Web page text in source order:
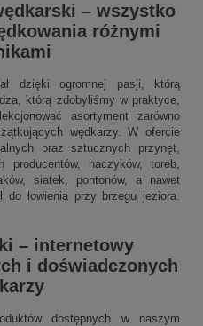
– wszystko
różnymi
dzięki ogromnej pasji, którą
którą zdobyliśmy w praktyce,
asortyment zarówno
wędkarzy. W ofercie
oraz sztucznych przynęt,
producentów, haczyków, toreb,
siatek, pontonów, a nawet
do łowienia przy brzegu jeziora.
– internetowy
i doświadczonych
dostępnych w naszym